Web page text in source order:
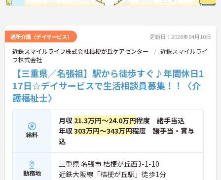
通所介護（デイサービス） 更新日：2026年04月10日
近鉄スマイルライフ株式会社桔梗が丘ケアセンター
近鉄スマイルライ
フ株式会社
【三重県／名張祖】駅から徒歩すぐ♪年間休日1
17日☆デイサービスで生活相談員募集！！〈介
護福祉士〉
給料
月収 21.3万円～24.0万円程度 諸手当込
年収303万円～343万円程度 諸手当・賞与
込
勤務地
三重県 名張市 桔梗が丘西3-1-10
近鉄大阪線「桔梗が丘駅」徒歩1分